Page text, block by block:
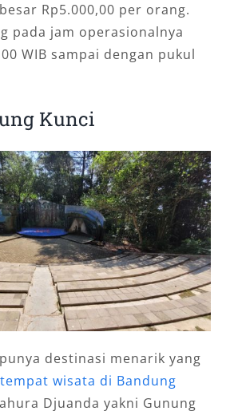
Rp5.000,00 per orang.
pada jam operasionalnya
WIB sampai dengan pukul
Kunci
destinasi menarik yang
tempat wisata di Bandung
Djuanda yakni Gunung